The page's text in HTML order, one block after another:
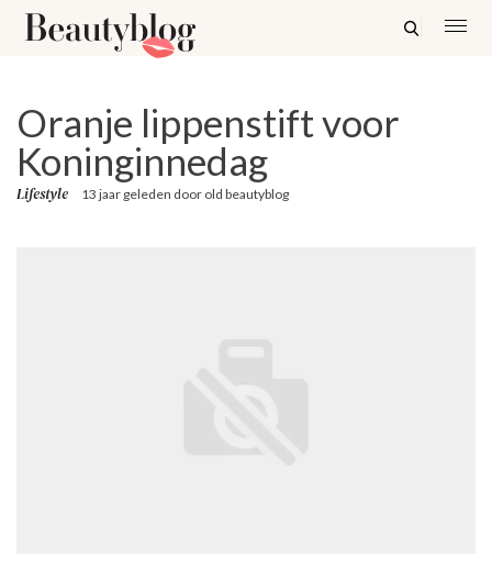
Oranje lippenstift voor
Koninginnedag
Lifestyle 13 jaar geleden door old beautyblog